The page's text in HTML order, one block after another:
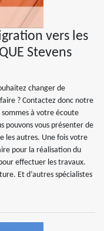
vers les
Stevens
changer de
? Contactez donc notre
sommes à votre écoute
pouvons vous présenter de
les autres. Une fois votre
pour la réalisation du
effectuer les travaux.
Et d’autres spécialistes